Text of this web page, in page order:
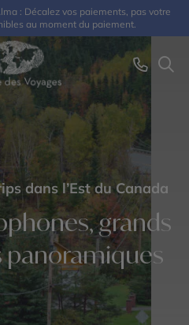
: Décalez vos paiements, pas votre
au moment du paiement.
dans l’Est du Canada
grands
panoramiques